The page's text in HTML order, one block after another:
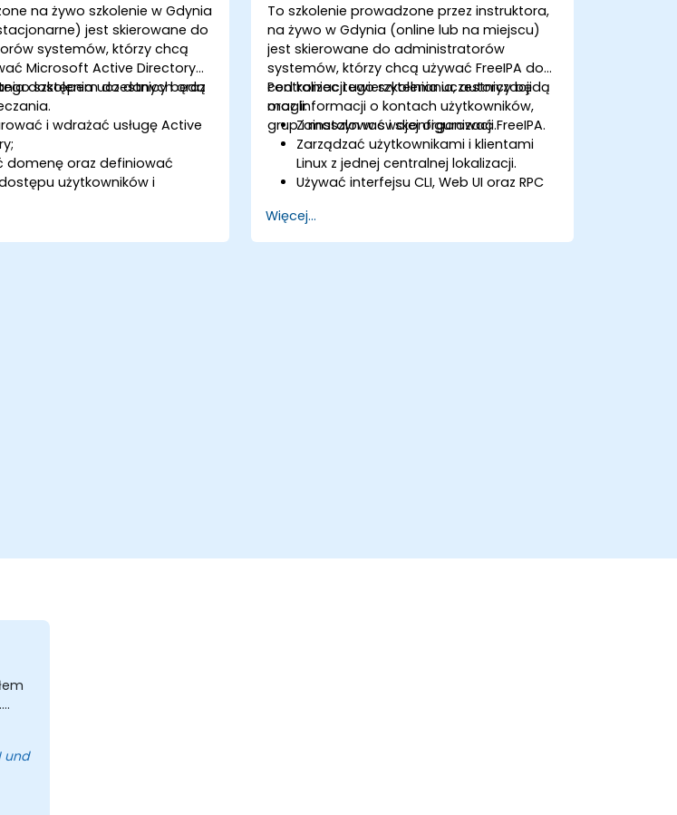
na żywo szkolenie w Gdynia
jest skierowane do
systemów, którzy chcą
Microsoft Active Directory
dostępem do danych oraz
szkolenia uczestnicy będą
i wdrażać usługę Active
domenę oraz definiować
użytkowników i
użytkownikami i
za pomocą zasad grupy
To szkolenie prowadzone przez instruktora,
na żywo w Gdynia (online lub na miejscu)
jest skierowane do administratorów
systemów, którzy chcą używać FreeIPA do
centralizacji uwierzytelniania, autoryzacji
oraz informacji o kontach użytkowników,
grup i maszyn w swojej organizacji.
Pod koniec tego szkolenia uczestnicy będą
mogli:
Zainstalować i skonfigurować FreeIPA.
Zarządzać użytkownikami i klientami
Linux z jednej centralnej lokalizacji.
Używać interfejsu CLI, Web UI oraz RPC
zarządzania uprawnieniami.
Włączyć uwierzytelnianie Single Sign On
Więcej...
się
und